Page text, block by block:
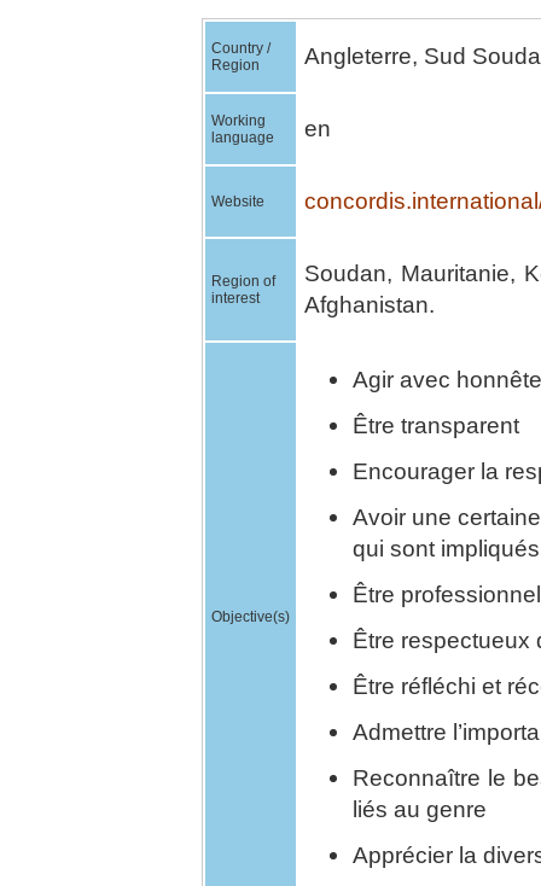
Country /
Region
Angleterre, Sud
Working
language
en
Website
Region of
interest
Soudan, Mauritanie,
Afghanistan.
Objective(s)
Agir avec
Être transparent
Encourager la
Avoir une
qui sont
Être professionnel
Être respectueux
Être réfléchi et
Admettre
Reconnaître le
liés au genre
Apprécier la